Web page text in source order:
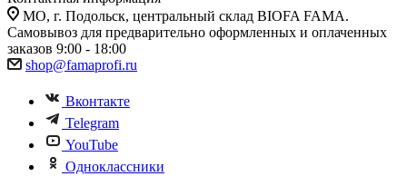
МО, г. Подольск, центральный склад BIOFA FAMA.
Самовывоз для предварительно оформленных и оплаченных
заказов 9:00 - 18:00
shop@famaprofi.ru
Вконтакте
Telegram
YouTube
Одноклассники